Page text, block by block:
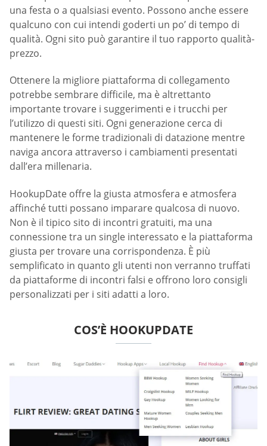
una festa o a qualsiasi evento. Possono anche essere
qualcuno con cui intendi goderti un po’ di tempo di
qualità. Ogni sito può garantire il tuo rapporto qualità-
prezzo.
Ottenere la migliore piattaforma di collegamento
potrebbe sembrare difficile, ma è altrettanto
importante trovare i suggerimenti e i trucchi per
l’utilizzo di questi siti. Ogni generazione cerca di
mantenere le forme tradizionali di datazione mentre
naviga ancora attraverso i cambiamenti presentati
dall’era millenaria.
HookupDate offre la giusta atmosfera e atmosfera
affinché tutti possano imparare qualcosa di nuovo.
Non è il tipico sito di incontri gratuiti, ma una
connessione tra un single interessato e la piattaforma
giusta per trovare una corrispondenza. È più
semplificato in quanto gli utenti non verranno truffati
da piattaforme di incontri falsi e offrono loro consigli
personalizzati per i siti adatti a loro.
COS’È HOOKUPDATE